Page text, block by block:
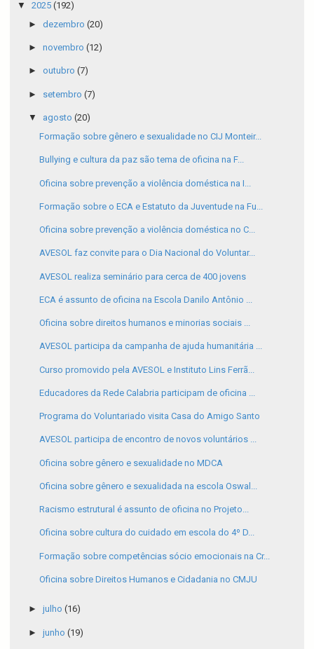
▼ 2025 (192)
► dezembro (20)
► novembro (12)
► outubro (7)
► setembro (7)
▼ agosto (20)
Formação sobre gênero e sexualidade no CIJ Monteir...
Bullying e cultura da paz são tema de oficina na F...
Oficina sobre prevenção a violência doméstica na I...
Formação sobre o ECA e Estatuto da Juventude na Fu...
Oficina sobre prevenção a violência doméstica no C...
AVESOL faz convite para o Dia Nacional do Voluntar...
AVESOL realiza seminário para cerca de 400 jovens
ECA é assunto de oficina na Escola Danilo Antônio ...
Oficina sobre direitos humanos e minorias sociais ...
AVESOL participa da campanha de ajuda humanitária ...
Curso promovido pela AVESOL e Instituto Lins Ferrã...
Educadores da Rede Calabria participam de oficina ...
Programa do Voluntariado visita Casa do Amigo Santo
AVESOL participa de encontro de novos voluntários ...
Oficina sobre gênero e sexualidade no MDCA
Oficina sobre gênero e sexualidada na escola Oswal...
Racismo estrutural é assunto de oficina no Projeto...
Oficina sobre cultura do cuidado em escola do 4º D...
Formação sobre competências sócio emocionais na Cr...
Oficina sobre Direitos Humanos e Cidadania no CMJU
► julho (16)
► junho (19)